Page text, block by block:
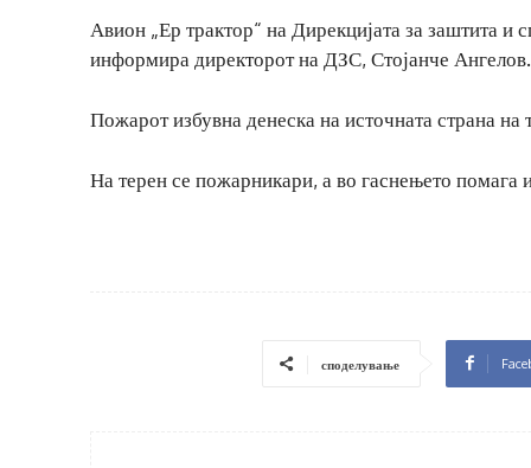
Авион „Ер трактор“ на Дирекцијата за заштита
информира директорот на ДЗС, Стојанче Ангелов.
Пожарот избувна денеска на источната страна
На терен се пожарникари, а во гаснењето помага
споделување